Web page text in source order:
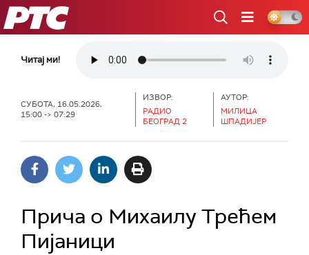
РТС
Читај ми!
СУБОТА, 16.05.2026,
15:00 -> 07:29
ИЗВОР:
РАДИО
БЕОГРАД 2
АУТОР:
МИЛИЦА
ШПАДИЈЕР
Прича о Михаилу Трећем
Пијаници